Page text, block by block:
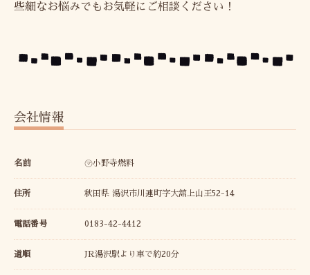
些細なお悩みでもお気軽にご相談ください！
会社情報
名前 ㋮小野寺燃料
住所 秋田県 湯沢市川連町字大舘上山王52-14
電話番号 0183-42-4412
道順 JR湯沢駅より車で約20分